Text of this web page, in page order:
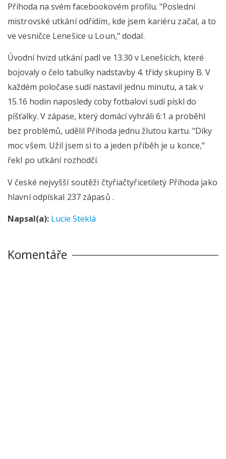
Příhoda na svém facebookovém profilu. "Poslední
mistrovské utkání odřídím, kde jsem kariéru začal, a to
ve vesničce Lenešice u Loun," dodal.
Úvodní hvizd utkání padl ve 13.30 v Lenešicích, které
bojovaly o čelo tabulky nadstavby 4. třídy skupiny B. V
každém poločase sudí nastavil jednu minutu, a tak v
15.16 hodin naposledy coby fotbaloví sudí pískl do
píšťalky. V zápase, který domácí vyhráli 6:1 a proběhl
bez problémů, udělil Příhoda jednu žlutou kartu. "Díky
moc všem. Užil jsem si to a jeden příběh je u konce,"
řekl po utkání rozhodčí.
V české nejvyšší soutěži čtyřiačtyřicetiletý Příhoda jako
hlavní odpískal 237 zápasů .
Napsal(a): Lucie Steklá
Komentáře